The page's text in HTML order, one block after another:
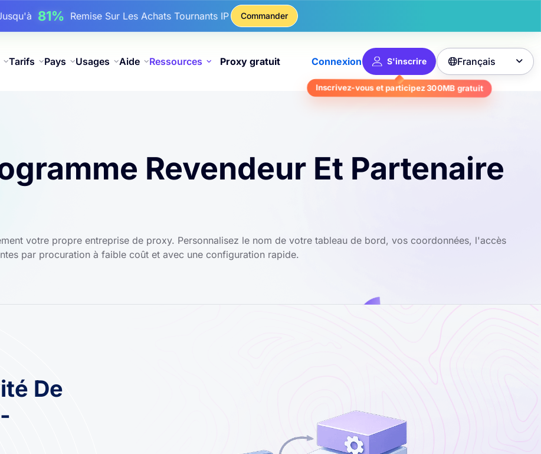
17%De Remise Bonus Sur Les Recharges
25%Remise Sur Les Achats Statiques IP
Commander
Tarifs Pays Usages Aide Ressources Proxy gratuit Connexion S'inscrire
Inscrivez-vous et participez300MB gratuit
Français 
Revendeur Et Partenaire
votre propre entreprise de proxy. Personnalisez le nom de votre tableau de bord, vos coordonnées, l'accès
par procuration à faible coût et avec une configuration rapide.
De